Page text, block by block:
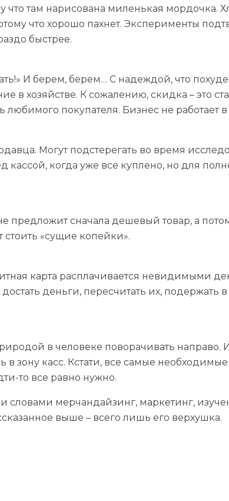
что там нарисована миленькая мордочка.
что хорошо пахнет. Эксперименты
быстрее.
И берем, берем… С надеждой, что
хозяйстве. К сожалению, скидка – это
покупателя. Бизнес не работает в
Могут подстерегать во время
когда уже все куплено, но для
предложит сначала дешевый товар, а
«сущие копейки».
карта расплачивается невидимыми
деньги, пересчитать их,
в человеке поворачивать направо.
касс. Кстати, все самые необходимые
то все равно нужно.
словами мерчандайзинг, маркетинг,
выше – всего лишь его верхушка.